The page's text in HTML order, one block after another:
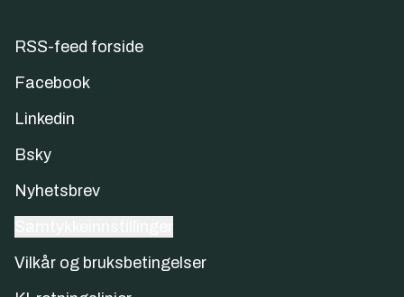
RSS-feed forside
Facebook
Linkedin
Bsky
Nyhetsbrev
Vilkår og bruksbetingelser